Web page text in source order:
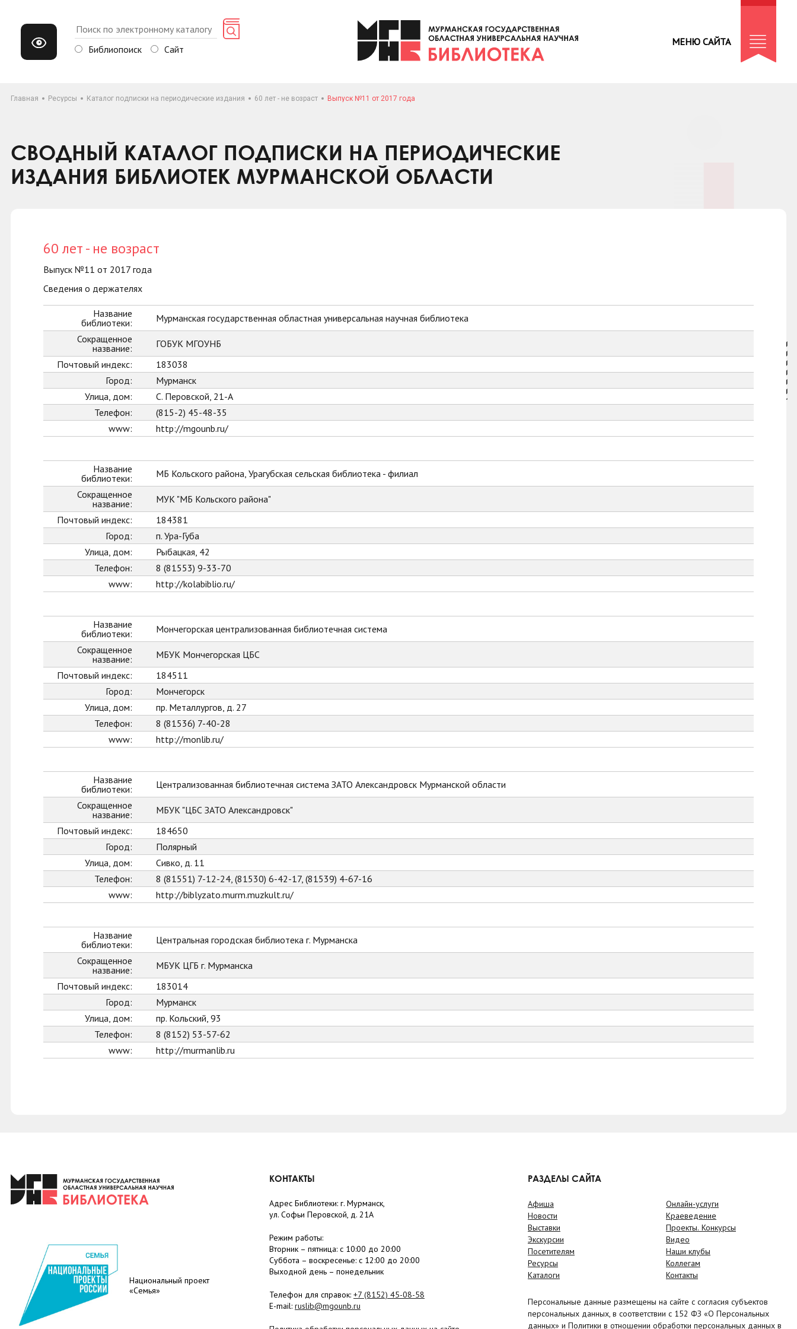
Библиопоиск Сайт
МЕНЮ САЙТА
Главная Ресурсы Каталог подписки на периодические издания 60 лет - не возраст Выпуск №11 от 2017 года
СВОДНЫЙ КАТАЛОГ ПОДПИСКИ НА ПЕРИОДИЧЕСКИЕ
ИЗДАНИЯ БИБЛИОТЕК МУРМАНСКОЙ ОБЛАСТИ
60 лет - не возраст
Выпуск №11 от 2017 года
Сведения о держателях
Название
библиотеки:
Мурманская государственная областная универсальная научная библиотека
Сокращенное
название:
ГОБУК МГОУНБ
Почтовый индекс:
183038
Город:
Мурманск
Улица, дом:
С. Перовской, 21-А
Телефон:
(815-2) 45-48-35
www:
http://mgounb.ru/
Название
библиотеки:
МБ Кольского района, Урагубская сельская библиотека - филиал
Сокращенное
название:
МУК "МБ Кольского района"
Почтовый индекс:
184381
Город:
п. Ура-Губа
Улица, дом:
Рыбацкая, 42
Телефон:
8 (81553) 9-33-70
www:
http://kolabiblio.ru/
Название
библиотеки:
Мончегорская централизованная библиотечная система
Сокращенное
название:
МБУК Мончегорская ЦБС
Почтовый индекс:
184511
Город:
Мончегорск
Улица, дом:
пр. Металлургов, д. 27
Телефон:
8 (81536) 7-40-28
www:
http://monlib.ru/
Название
библиотеки:
Централизованная библиотечная система ЗАТО Александровск Мурманской области
Сокращенное
название:
МБУК "ЦБС ЗАТО Александровск"
Почтовый индекс:
184650
Город:
Полярный
Улица, дом:
Сивко, д. 11
Телефон:
8 (81551) 7-12-24, (81530) 6-42-17, (81539) 4-67-16
www:
http://biblyzato.murm.muzkult.ru/
Название
библиотеки:
Центральная городская библиотека г. Мурманска
Сокращенное
название:
МБУК ЦГБ г. Мурманска
Почтовый индекс:
183014
Город:
Мурманск
Улица, дом:
пр. Кольский, 93
Телефон:
8 (8152) 53-57-62
www:
http://murmanlib.ru
Национальный проект
«Семья»
КОНТАКТЫ
Адрес Библиотеки: г. Мурманск,
ул. Софьи Перовской, д. 21А
Режим работы:
Вторник – пятница: с 10:00 до 20:00
Суббота – воскресенье: c 12:00 до 20:00
Выходной день – понедельник
Телефон для справок: +7 (8152) 45-08-58
E-mail: ruslib@mgounb.ru
РАЗДЕЛЫ САЙТА
Афиша
Новости
Выставки
Экскурсии
Посетителям
Ресурсы
Каталоги
Онлайн-услуги
Краеведение
Проекты. Конкурсы
Видео
Наши клубы
Коллегам
Контакты
Персональные данные размещены на сайте с согласия субъектов
персональных данных, в соответствии с 152 ФЗ «О Персональных
данных» и Политики в отношении обработки персональных данных в